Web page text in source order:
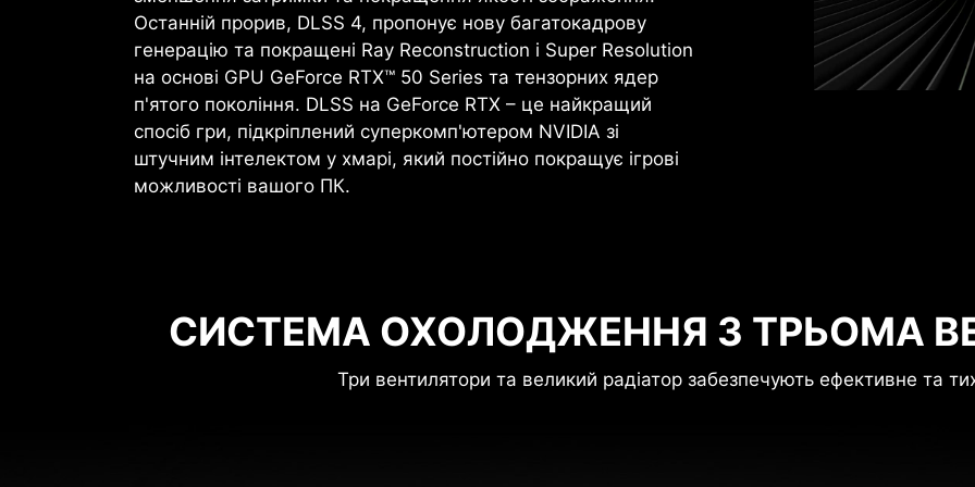
Останній прорив, DLSS 4, пропонує нову багатокадрову
генерацію та покращені Ray Reconstruction і Super Resolution
на основі GPU GeForce RTX™ 50 Series та тензорних ядер
п'ятого покоління. DLSS на GeForce RTX – це найкращий
спосіб гри, підкріплений суперкомп'ютером NVIDIA зі
штучним інтелектом у хмарі, який постійно покращує ігрові
можливості вашого ПК.
СИСТЕМА ОХОЛОДЖЕННЯ З ТРЬОМА
Три вентилятори та великий радіатор забезпечують ефективне та